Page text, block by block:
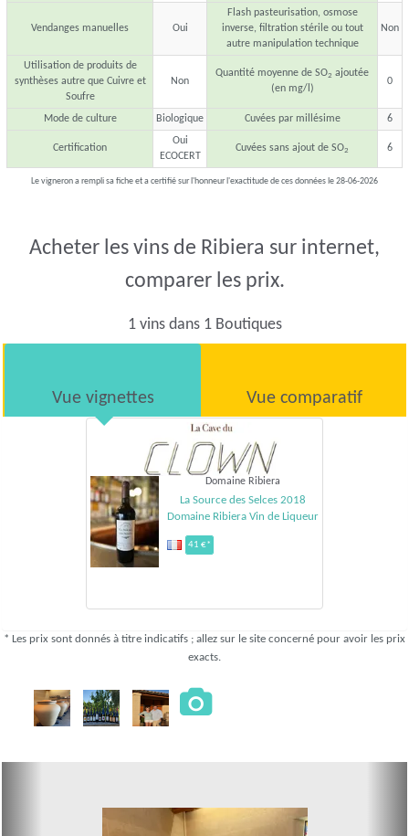
Vendanges manuelles Oui
Flash pasteurisation, osmose
inverse, filtration stérile ou tout
autre manipulation technique
Non
Utilisation de produits de
synthèses autre que Cuivre et
Soufre
Non
Quantité moyenne de SO2 ajoutée
(en mg/l)
0
Mode de culture Biologique Cuvées par millésime 6
Certification
Oui
ECOCERT
Cuvées sans ajout de SO2 6
Le vigneron a rempli sa fiche et a certifié sur l'honneur l'exactitude de ces données le 28-06-2026
Acheter les vins de Ribiera sur internet,
comparer les prix.
1 vins dans 1 Boutiques
Vue vignettes Vue comparatif
Domaine Ribiera
La Source des Selces 2018
Domaine Ribiera Vin de Liqueur
41 €*
* Les prix sont donnés à titre indicatifs ; allez sur le site concerné pour avoir les prix
exacts.